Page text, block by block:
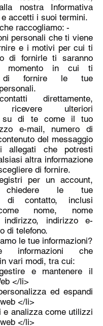
nostra Informativa
accetti i suoi termini.
raccogliamo: -
personali che ti viene
e i motivi per cui ti
di fornirle ti saranno
momento in cui ti
di fornire le tue
direttamente,
ricevere ulteriori
su di te come il tuo
e-mail, numero di
del messaggio
che potresti
altra informazione
di fornire.
per un account,
chiedere le tue
di contatto, inclusi
nome, nome
indirizzo, indirizzo e-
di telefono.
le tue informazioni?
informazioni che
vari modi, tra cui:
e mantenere il
</li>
ed espandi
</li>
e analizza come utilizzi
</li>